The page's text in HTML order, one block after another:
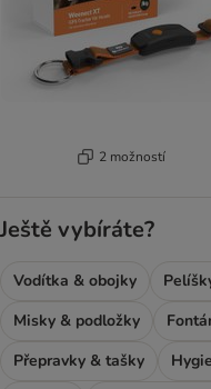
2 možností
Ještě vybíráte?
Vodítka & obojky
Misky & podložky
Přepravky & tašky